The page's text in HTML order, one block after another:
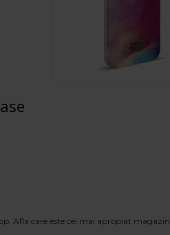
Afla care este cel mai apropiat magazin